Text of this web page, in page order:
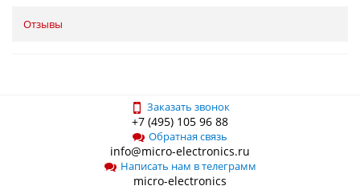
Отзывы
Заказать звонок
+7 (495) 105 96 88
Обратная связь
info@micro-electronics.ru
Написать нам в телеграмм
micro-electronics